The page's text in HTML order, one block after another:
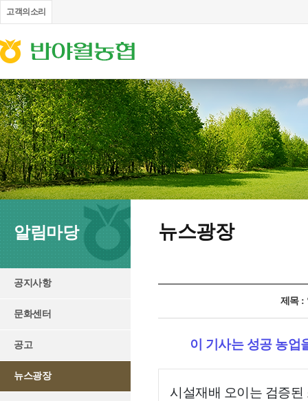
고객의소리
알림마당
공지사항
문화센터
공고
뉴스광장
뉴스광장
제목 :
이 기사는 성공 농
시설재배 오이는 검증